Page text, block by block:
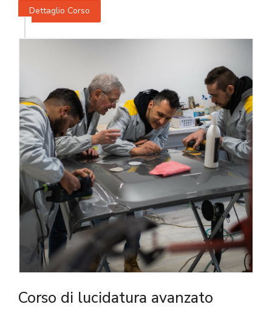
Dettaglio Corso
Corso di lucidatura avanzato